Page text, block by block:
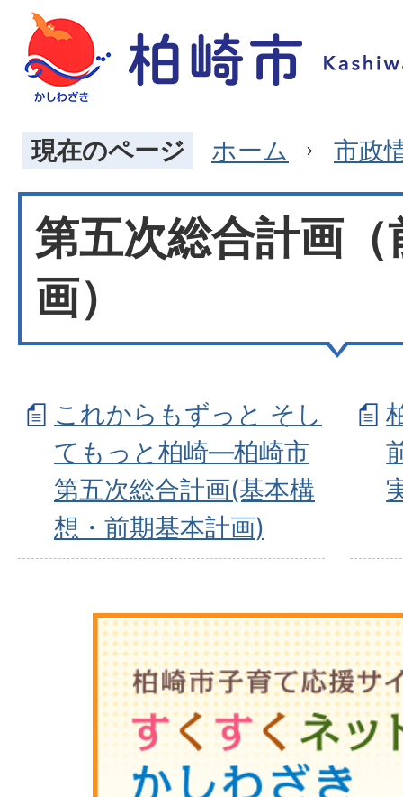
現在のページ ホーム 市政
第五次総合計画（
画）
これからもずっと そし
てもっと柏崎―柏崎市
第五次総合計画(基本構
想・前期基本計画)